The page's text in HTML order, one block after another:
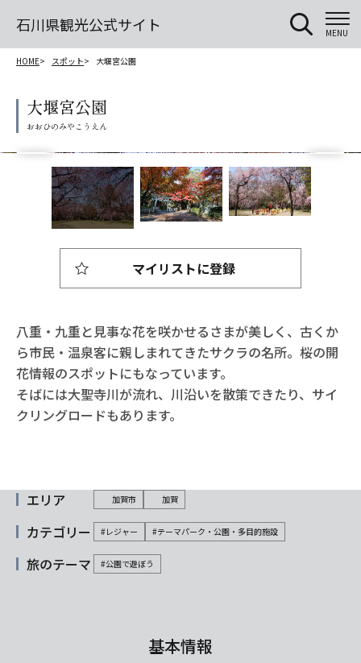
石川県観光公式サイト MENU
HOME スポット 大堰宮公園
大堰宮公園
八重・九重と見事な花を咲かせるさまが美しく、古くか
ら市民・温泉客に親しまれてきたサクラの名所。桜の開
花情報のスポットにもなっています。
そばには大聖寺川が流れ、川沿いを散策できたり、サイ
クリングロードもあります。
マイリストに登録
エリア 加賀市 加賀
カテゴリー #レジャー #テーマパーク・公園・多目的施設
旅のテーマ #公園で遊ぼう
基本情報